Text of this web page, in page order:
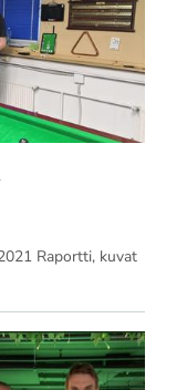
Raportti, kuvat